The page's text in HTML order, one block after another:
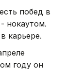
побед в
нокаутом.
карьере.
году он